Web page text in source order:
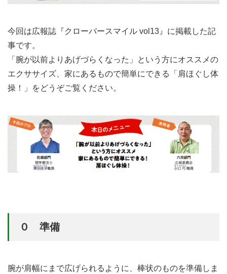
今回は広報誌『クローバースマイル vol13』に掲載した記
事です。
「腕が以前よりあげづらくなった」という方にオススメの
エクササイズ、家にあるもので簡単にできる「肩ほぐし体
操！」をどうぞご覧ください。
０ 準備
腕が肩幅にまで広げられるように、棒状のものを準備しま